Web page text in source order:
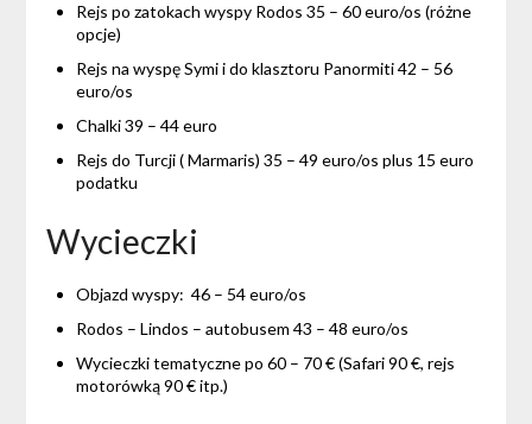
Rejs po zatokach wyspy Rodos 35 – 60 euro/os (różne
opcje)
Rejs na wyspę Symi i do klasztoru Panormiti 42 – 56
euro/os
Chalki 39 – 44 euro
Rejs do Turcji ( Marmaris) 35 – 49 euro/os plus 15 euro
podatku
Wycieczki
Objazd wyspy: 46 – 54 euro/os
Rodos – Lindos – autobusem 43 – 48 euro/os
Wycieczki tematyczne po 60 – 70 € (Safari 90 €, rejs
motorówką 90 € itp.)